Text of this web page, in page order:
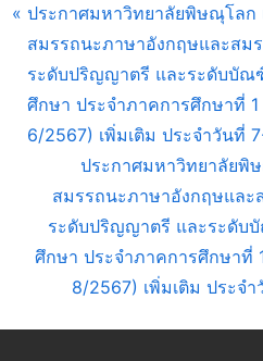
แนะแนว
เรื่อง
P
r
e
v
i
P
ประกาศมหาวิทยาลัยพิษณุโลก
สมรรถนะภาษาอังกฤษและส
ระดับปริญญาตรี และระดับบัณ
ศึกษา ประจำภาคการศึกษาที่
6/2567) เพิ่มเติม ประจำวันที่
N
e
x
t
P
ประกาศมหาวิทยาลัยพิ
สมรรถนะภาษาอังกฤษแล
ระดับปริญญาตรี และระดับ
ศึกษา ประจำภาคการศึกษาที่
8/2567) เพิ่มเติม ประจ